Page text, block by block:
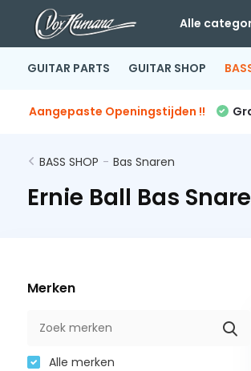
Alle
GUITAR PARTS GUITAR SHOP
Aangepaste Openingstijden !!
BASS SHOP - Bas Snaren
Ernie Ball Bas
Merken
Alle merken